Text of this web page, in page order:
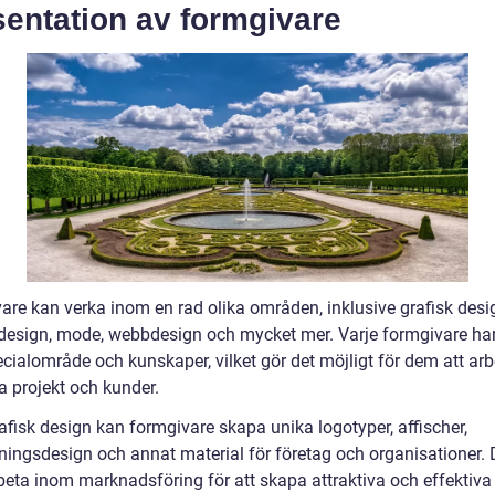
av formgivare
kan verka inom en rad olika områden, inklusive grafisk
mode, webbdesign och mycket mer. Varje formgivare
och kunskaper, vilket gör det möjligt för dem att
projekt och kunder.
design kan formgivare skapa unika logotyper, affischer,
och annat material för företag och organisationer.
inom marknadsföring för att skapa attraktiva och effektiva